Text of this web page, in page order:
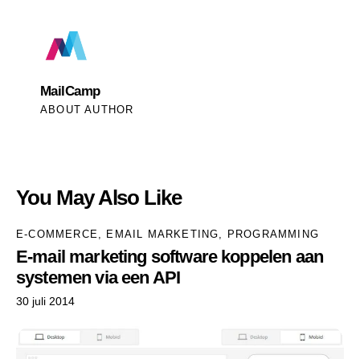
MailCamp
ABOUT AUTHOR
You May Also Like
E-COMMERCE EMAIL MARKETING PROGRAMMING
E-mail marketing software koppelen aan
systemen via een API
30 juli 2014